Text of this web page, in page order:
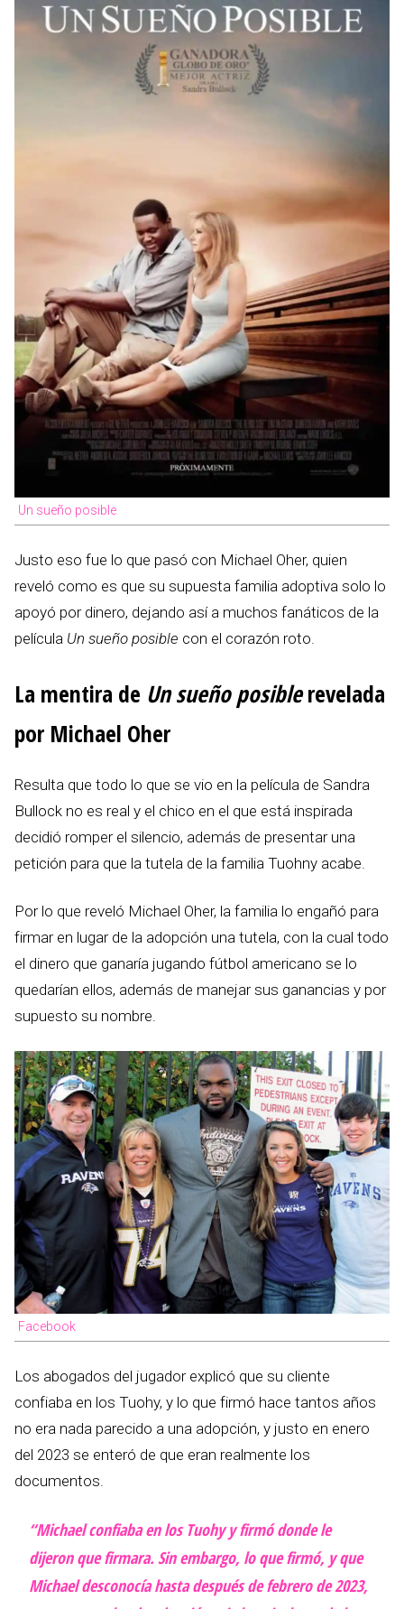
Un sueño posible
Justo eso fue lo que pasó con Michael Oher, quien
reveló como es que su supuesta familia adoptiva solo lo
apoyó por dinero, dejando así a muchos fanáticos de la
película Un sueño posible con el corazón roto.
La mentira de Un sueño posiblerevelada
por Michael Oher
Resulta que todo lo que se vio en la película de Sandra
Bullock no es real y el chico en el que está inspirada
decidió romper el silencio, además de presentar una
petición para que la tutela de la familia Tuohny acabe.
Por lo que reveló Michael Oher, la familia lo engañó para
firmar en lugar de la adopción una tutela, con la cual todo
el dinero que ganaría jugando fútbol americano se lo
quedarían ellos, además de manejar sus ganancias y por
supuesto su nombre.
Facebook
Los abogados del jugador explicó que su cliente
confiaba en los Tuohy, y lo que firmó hace tantos años
no era nada parecido a una adopción, y justo en enero
del 2023 se enteró de que eran realmente los
documentos.
“Michael confiaba en los Tuohy y firmó donde le
dijeron que firmara. Sin embargo, lo que firmó, y que
Michael desconocía hasta después de febrero de 2023,